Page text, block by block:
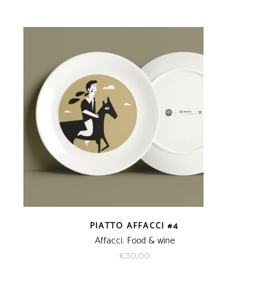
PIATTO AFFACCI #4
Affacci, Food & wine
€30,00